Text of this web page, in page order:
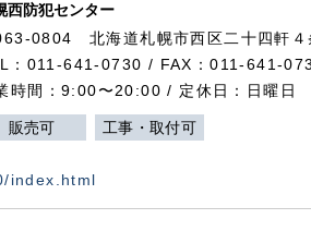
西防犯センター
0804 北海道札幌市西区二十四軒
：011-641-0730 / FAX：011-641-
時間：9:00〜20:00 / 定休日：日曜日
販売可 工事・取付可
index.html